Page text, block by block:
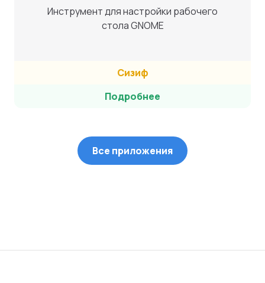
Инструмент для настройки рабочего
стола GNOME
Сизиф
Подробнее
Все приложения